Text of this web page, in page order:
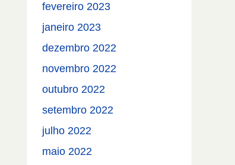
fevereiro 2023
janeiro 2023
dezembro 2022
novembro 2022
outubro 2022
setembro 2022
julho 2022
maio 2022